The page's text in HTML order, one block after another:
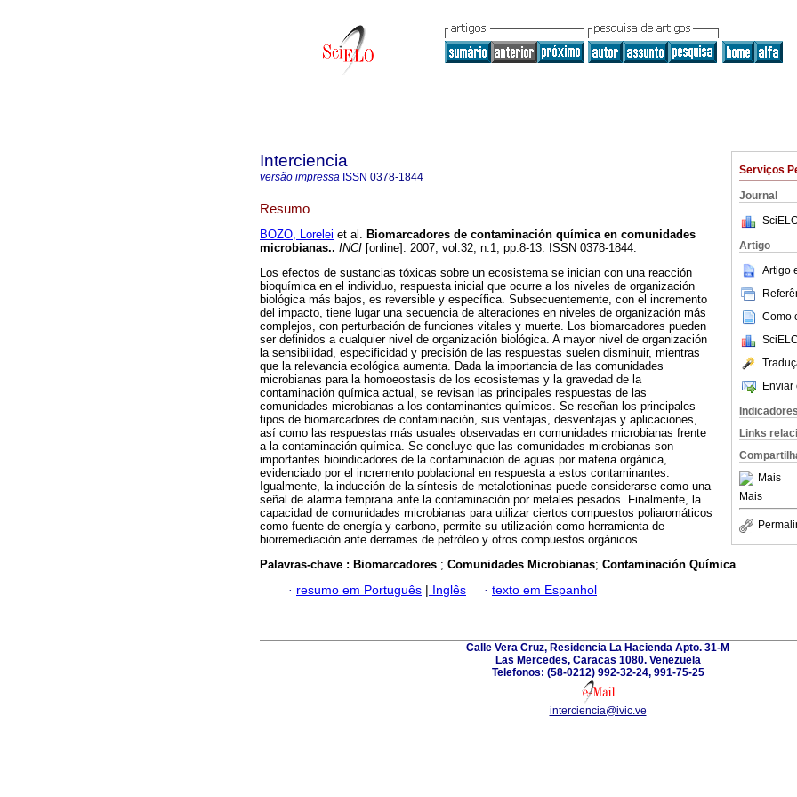
Serviços
Journal
Artigo
Artigo
Como
Enviar
Indicadores
Links
Mais
Mais
Interciencia
versão impressa ISSN 0378-1844
Resumo
BOZO, Lorelei et al. Biomarcadores de contaminación química en comunidades
microbianas.. INCI [online]. 2007, vol.32, n.1, pp.8-13. ISSN 0378-1844.
Los efectos de sustancias tóxicas sobre un ecosistema se inician con una reacción
bioquímica en el individuo, respuesta inicial que ocurre a los niveles de organización
biológica más bajos, es reversible y específica. Subsecuentemente, con el incremento
del impacto, tiene lugar una secuencia de alteraciones en niveles de organización más
complejos, con perturbación de funciones vitales y muerte. Los biomarcadores pueden
ser definidos a cualquier nivel de organización biológica. A mayor nivel de organización
la sensibilidad, especificidad y precisión de las respuestas suelen disminuir, mientras
que la relevancia ecológica aumenta. Dada la importancia de las comunidades
microbianas para la homoeostasis de los ecosistemas y la gravedad de la
contaminación química actual, se revisan las principales respuestas de las
comunidades microbianas a los contaminantes químicos. Se reseñan los principales
tipos de biomarcadores de contaminación, sus ventajas, desventajas y aplicaciones,
así como las respuestas más usuales observadas en comunidades microbianas frente
a la contaminación química. Se concluye que las comunidades microbianas son
importantes bioindicadores de la contaminación de aguas por materia orgánica,
evidenciado por el incremento poblacional en respuesta a estos contaminantes.
Igualmente, la inducción de la síntesis de metalotioninas puede considerarse como una
señal de alarma temprana ante la contaminación por metales pesados. Finalmente, la
capacidad de comunidades microbianas para utilizar ciertos compuestos poliaromáticos
como fuente de energía y carbono, permite su utilización como herramienta de
biorremediación ante derrames de petróleo y otros compuestos orgánicos.
Palavras-chave : Biomarcadores ; Comunidades Microbianas; Contaminación Química.
· resumo em Português | Inglês · texto em Espanhol
Calle Vera Cruz, Residencia La Hacienda Apto. 31-M
Las Mercedes, Caracas 1080. Venezuela
Telefonos: (58-0212) 992-32-24, 991-75-25
interciencia@ivic.ve